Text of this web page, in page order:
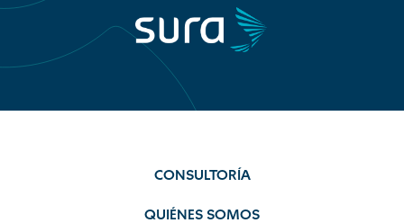
CONSULTORÍA
QUIÉNES SOMOS